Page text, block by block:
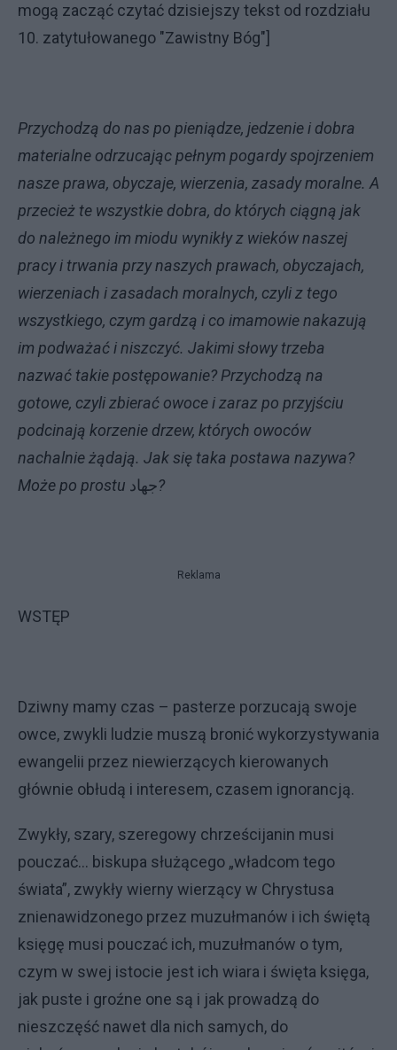
mogą zacząć czytać dzisiejszy tekst od rozdziału
10. zatytułowanego "Zawistny Bóg"]
Przychodzą do nas po pieniądze, jedzenie i dobra
materialne odrzucając pełnym pogardy spojrzeniem
nasze prawa, obyczaje, wierzenia, zasady moralne. A
przecież te wszystkie dobra, do których ciągną jak
do należnego im miodu wynikły z wieków naszej
pracy i trwania przy naszych prawach, obyczajach,
wierzeniach i zasadach moralnych, czyli z tego
wszystkiego, czym gardzą i co imamowie nakazują
im podważać i niszczyć. Jakimi słowy trzeba
nazwać takie postępowanie? Przychodzą na
gotowe, czyli zbierać owoce i zaraz po przyjściu
podcinają korzenie drzew, których owoców
nachalnie żądają. Jak się taka postawa nazywa?
Może po prostu جهاد?
Reklama
WSTĘP
Dziwny mamy czas – pasterze porzucają swoje
owce, zwykli ludzie muszą bronić wykorzystywania
ewangelii przez niewierzących kierowanych
głównie obłudą i interesem, czasem ignorancją.
Zwykły, szary, szeregowy chrześcijanin musi
pouczać... biskupa służącego „władcom tego
świata”, zwykły wierny wierzący w Chrystusa
znienawidzonego przez muzułmanów i ich świętą
księgę musi pouczać ich, muzułmanów o tym,
czym w swej istocie jest ich wiara i święta księga,
jak puste i groźne one są i jak prowadzą do
nieszczęść nawet dla nich samych, do